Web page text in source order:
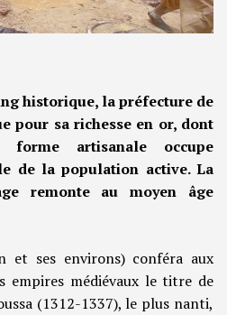
historique, la préfecture de
pour sa richesse en or, dont
forme artisanale occupe
de la population active. La
remonte au moyen âge
et ses environs) conféra aux
empires médiévaux le titre de
(1312-1337), le plus nanti,